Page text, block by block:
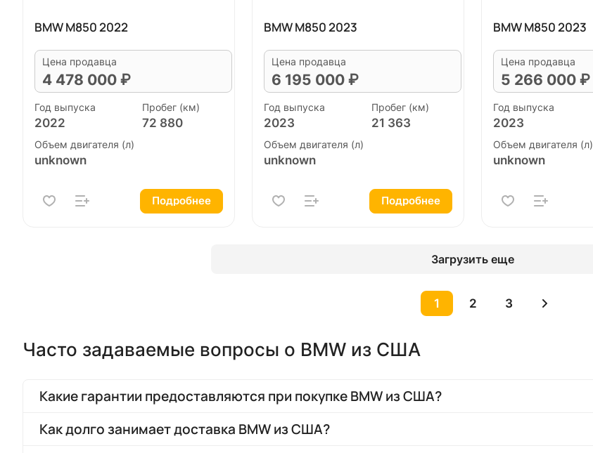
BMW M850 2022
Цена продавца
4 478 000 ₽
Год выпуска
2022
Пробег (км)
72 880
Объем двигателя (л)
unknown
Подробнее
BMW M850 2023
Цена продавца
6 195 000 ₽
Год выпуска
2023
Пробег (км)
21 363
Объем двигателя (л)
unknown
Подробнее
BMW M850 2023
Цена продавца
5 266 000 ₽
Год выпуска
2023
Объем двигателя (л)
unknown
Загрузить еще
1 2 3
Часто задаваемые вопросы о BMW из США
Какие гарантии предоставляются при покупке BMW из США?
Как долго занимает доставка BMW из США?